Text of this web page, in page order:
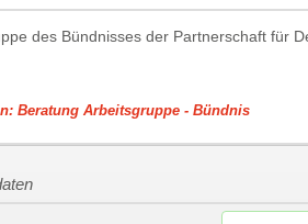
des Bündnisses der Partnerschaft für
Beratung Arbeitsgruppe - Bündnis